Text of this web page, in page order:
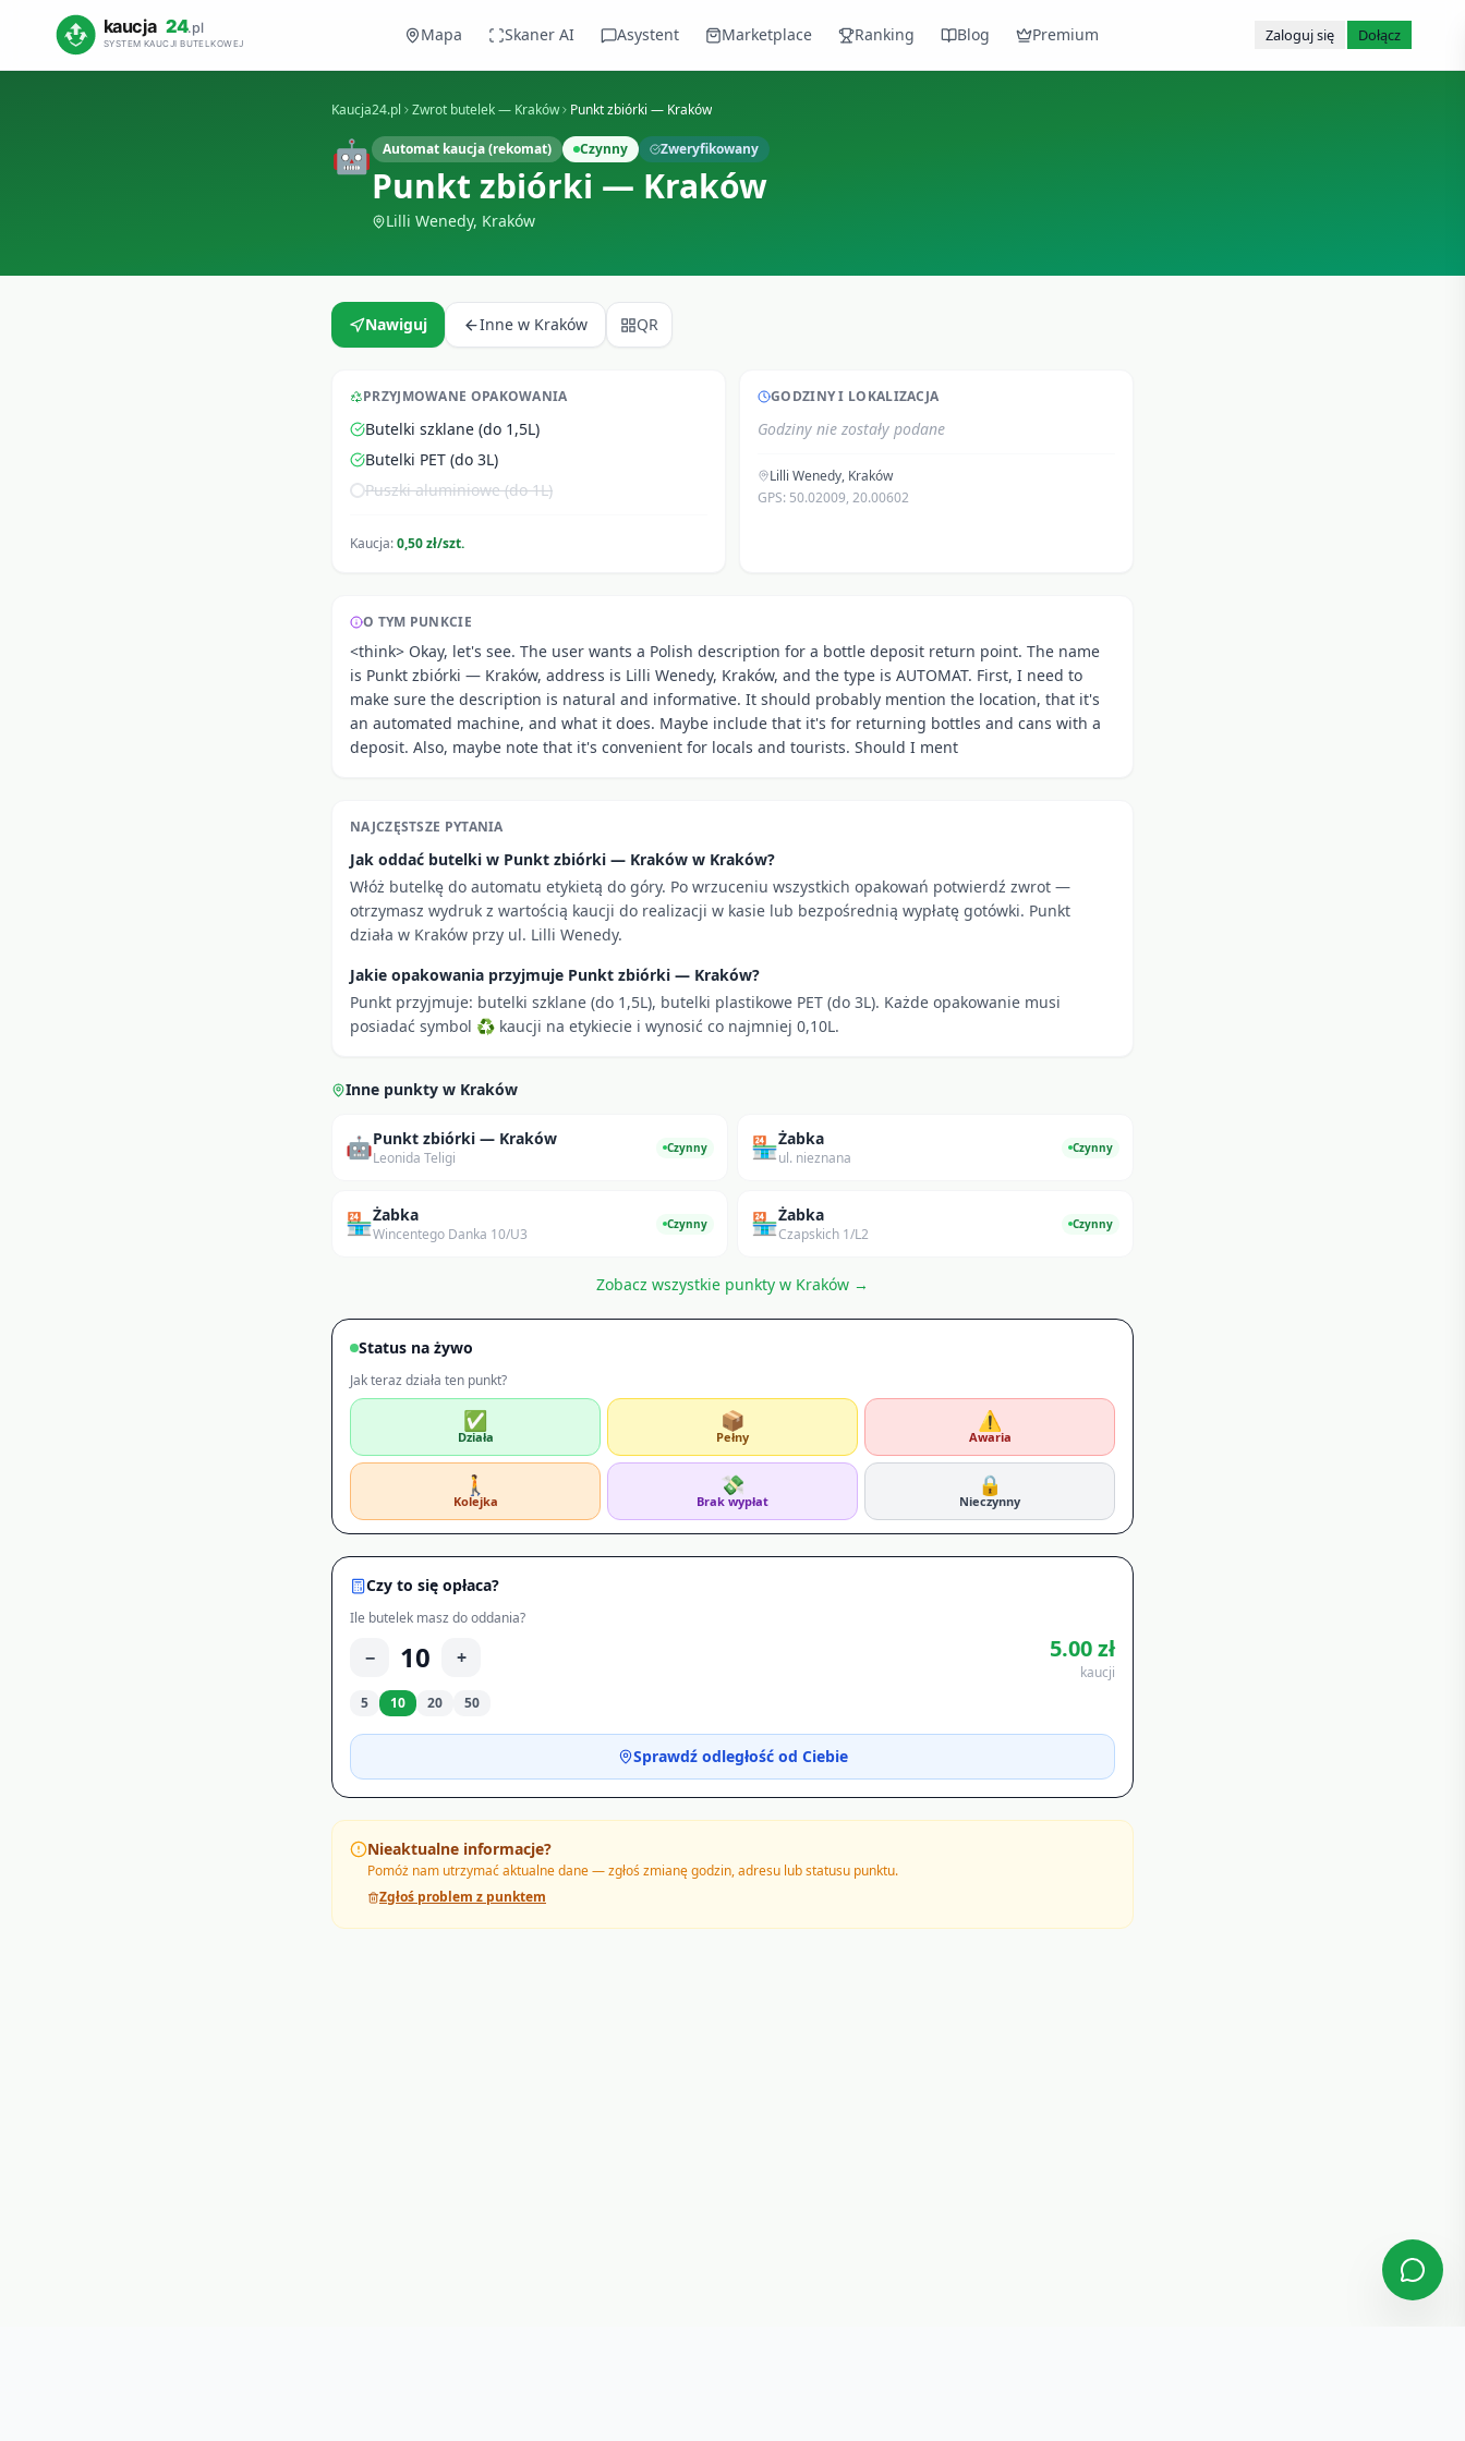
Mapa Skaner AI Asystent Marketplace Ranking Blog Premium Zaloguj się Dołącz
Kaucja24.pl Zwrot butelek — Kraków Punkt zbiórki — Kraków
🤖 Automat kaucja (rekomat) Czynny Zweryfikowany
Punkt zbiórki — Kraków
Lilli Wenedy, Kraków
Nawiguj Inne w Kraków QR
PRZYJMOWANE OPAKOWANIA
Butelki szklane (do 1,5L)
Butelki PET (do 3L)
Puszki aluminiowe (do 1L)
Kaucja:0,50 zł/szt.
GODZINY I LOKALIZACJA
Godziny nie zostały podane
Lilli Wenedy, Kraków
GPS: 50.02009, 20.00602
O TYM PUNKCIE
<think> Okay, let's see. The user wants a Polish description for a bottle deposit return point. The name
is Punkt zbiórki — Kraków, address is Lilli Wenedy, Kraków, and the type is AUTOMAT. First, I need to
make sure the description is natural and informative. It should probably mention the location, that it's
an automated machine, and what it does. Maybe include that it's for returning bottles and cans with a
deposit. Also, maybe note that it's convenient for locals and tourists. Should I ment
NAJCZĘSTSZE PYTANIA
Jak oddać butelki w Punkt zbiórki — Kraków w Kraków?
Włóż butelkę do automatu etykietą do góry. Po wrzuceniu wszystkich opakowań potwierdź zwrot —
otrzymasz wydruk z wartością kaucji do realizacji w kasie lub bezpośrednią wypłatę gotówki. Punkt
działa w Kraków przy ul. Lilli Wenedy.
Jakie opakowania przyjmuje Punkt zbiórki — Kraków?
Punkt przyjmuje: butelki szklane (do 1,5L), butelki plastikowe PET (do 3L). Każde opakowanie musi
posiadać symbol ♻ kaucji na etykiecie i wynosić co najmniej 0,10L.
Inne punkty w Kraków
🤖Punkt zbiórki — Kraków
Leonida Teligi
Czynny 🏪Żabka
ul. nieznana
Czynny
🏪Żabka
Wincentego Danka 10/U3
Czynny 🏪Żabka
Czapskich 1/L2
Czynny
Zobacz wszystkie punkty w Kraków →
Status na żywo
Jak teraz działa ten punkt?
✅
Działa
📦
Pełny
⚠️
Awaria
🚶
Kolejka
💸
Brak wypłat
🔒
Nieczynny
Czy to się opłaca?
Ile butelek masz do oddania?
− 10 + 5.00zł
kaucji
5
10 20 50
Sprawdź odległość od Ciebie
Nieaktualne informacje?
Pomóż nam utrzymać aktualne dane — zgłoś zmianę godzin, adresu lub statusu punktu.
Zgłoś problem z punktem